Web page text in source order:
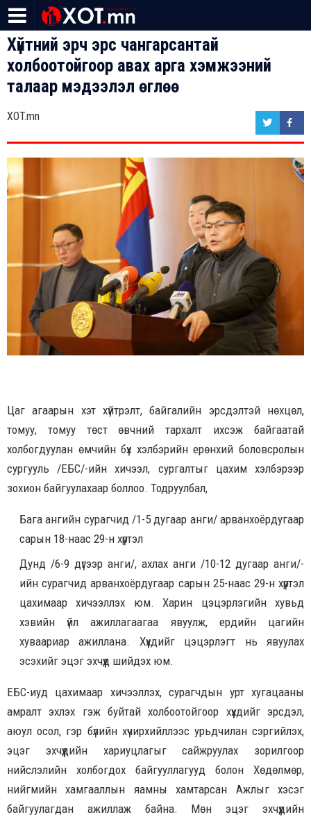
Хүйтний эрч эрс чангарсантай
холбоотойгоор авах арга хэмжээний
талаар мэдээлэл өглөө
XOT.mn
Цаг агаарын хэт хүйтрэлт, байгалийн эрсдэлтэй нөхцөл,
томуу, томуу төст өвчний тархалт ихсэж байгаатай
холбогдуулан өмчийн бүх хэлбэрийн ерөнхий боловсролын
сургууль /ЕБС/-ийн хичээл, сургалтыг цахим хэлбэрээр
зохион байгуулахаар боллоо. Тодруулбал,
Бага ангийн сурагчид /1-5 дугаар анги/ арванхоёрдугаар
сарын 18-наас 29-н хүртэл
Дунд /6-9 дүгээр анги/, ахлах анги /10-12 дугаар анги/-
ийн сурагчид арванхоёрдугаар сарын 25-наас 29-н хүртэл
цахимаар хичээллэх юм. Харин цэцэрлэгийн хувьд
хэвийн үйл ажиллагаагаа явуулж, ердийн цагийн
хуваариар ажиллана. Хүүхдийг цэцэрлэгт нь явуулах
эсэхийг эцэг эхчүүд шийдэх юм.
ЕБС-иуд цахимаар хичээллэх, сурагчдын урт хугацааны
амралт эхлэх гэж буйтай холбоотойгоор хүүхдийг эрсдэл,
аюул осол, гэр бүлийн хүчирхийллээс урьдчилан сэргийлэх,
эцэг эхчүүдийн хариуцлагыг сайжруулах зорилгоор
нийслэлийн холбогдох байгууллагууд болон Хөдөлмөр,
нийгмийн хамгааллын яамны хамтарсан Ажлыг хэсэг
байгуулагдан ажиллаж байна. Мөн эцэг эхчүүдийн